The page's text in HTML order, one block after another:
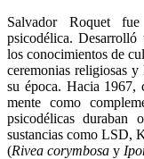
Salvador Roquet
psicodélica.
los conocimientos de
ceremonias religiosas
su época. Hacia 1967,
mente como
psicodélicas duraban
sustancias como LSD,
(Rivea corymbosa y